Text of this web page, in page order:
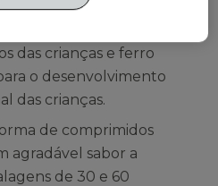
necessária para o
das crianças e ferro
o desenvolvimento
das crianças.
de comprimidos
agradável sabor a
de 30 e 60